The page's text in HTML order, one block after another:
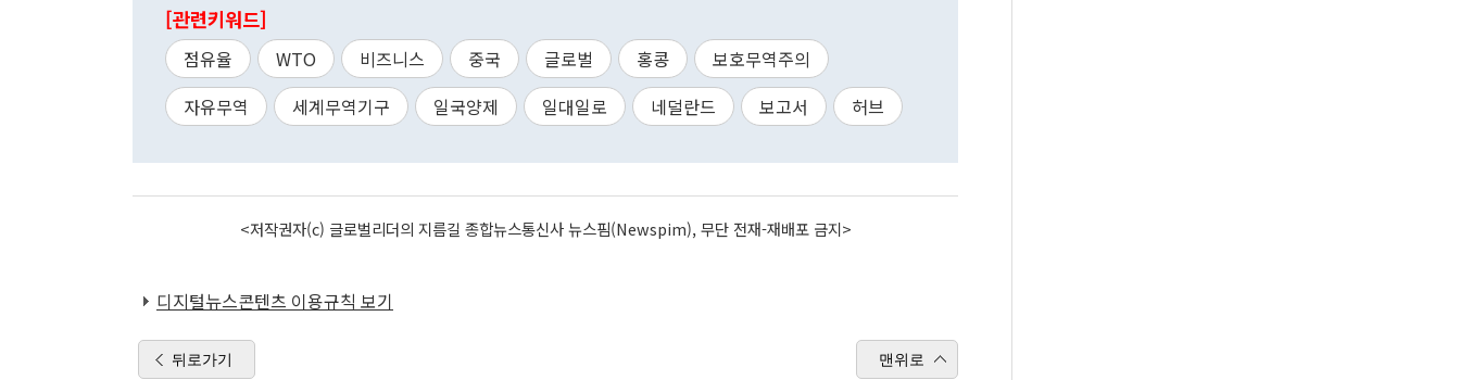
[관련키워드]
점유율 WTO 비즈니스 중국 글로벌 홍콩
보호무역주의
자유무역
세계무역기구 일국양제 일대일로 네덜란드 보고서 허브
<저작권자(c) 글로벌리더의 지름길 종합뉴스통신사 뉴스핌(Newspim), 무단 전재-재배포 금지>
디지털뉴스콘텐츠 이용규칙 보기
뒤로가기 맨위로